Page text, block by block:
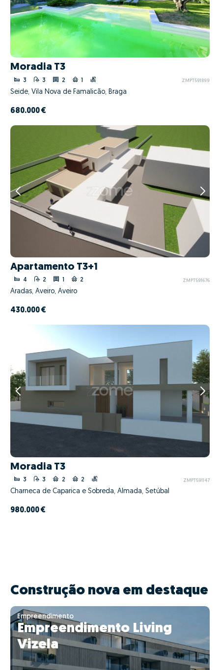
Moradia T3
3 3 2 1 ZMPT591899
Seide, Vila Nova de Famalicão, Braga
680.000 €
Apartamento T3+1
4 2 1 2 ZMPT591676
Aradas, Aveiro, Aveiro
430.000 €
Moradia T3
3 3 2 2 ZMPT591147
Charneca de Caparica e Sobreda, Almada, Setúbal
980.000 €
Construção nova em destaque
Empreendimento
Empreendimento Living
Vizela